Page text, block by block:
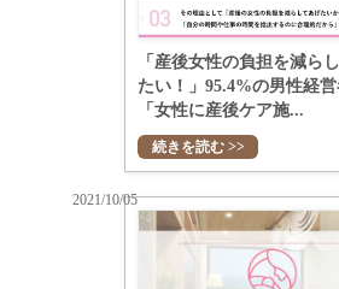
「産後女性の負担を減ら
たい！」95.4%の男性経
「女性に産後ケア施...
続きを読む >>
2021/10/05